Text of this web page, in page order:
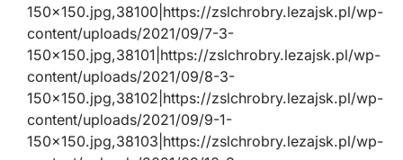
150×150.jpg,38100|https://zslchrobry.lezajsk.pl/wp-
content/uploads/2021/09/7-3-
150×150.jpg,38101|https://zslchrobry.lezajsk.pl/wp-
content/uploads/2021/09/8-3-
150×150.jpg,38102|https://zslchrobry.lezajsk.pl/wp-
content/uploads/2021/09/9-1-
150×150.jpg,38103|https://zslchrobry.lezajsk.pl/wp-